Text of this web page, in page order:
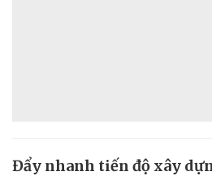
Đẩy nhanh tiến độ xây